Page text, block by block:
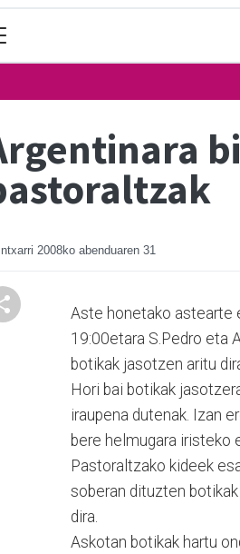
2008ko abenduaren 31
Aste honetako astearte
19:00etara S.Pedro eta
botikak jasotzen aritu
Hori bai botikak
iraupena dutenak. Izan
bere helmugara iristeko
Pastoraltzako kideek
soberan dituzten
dira.
Askotan botikak hartu